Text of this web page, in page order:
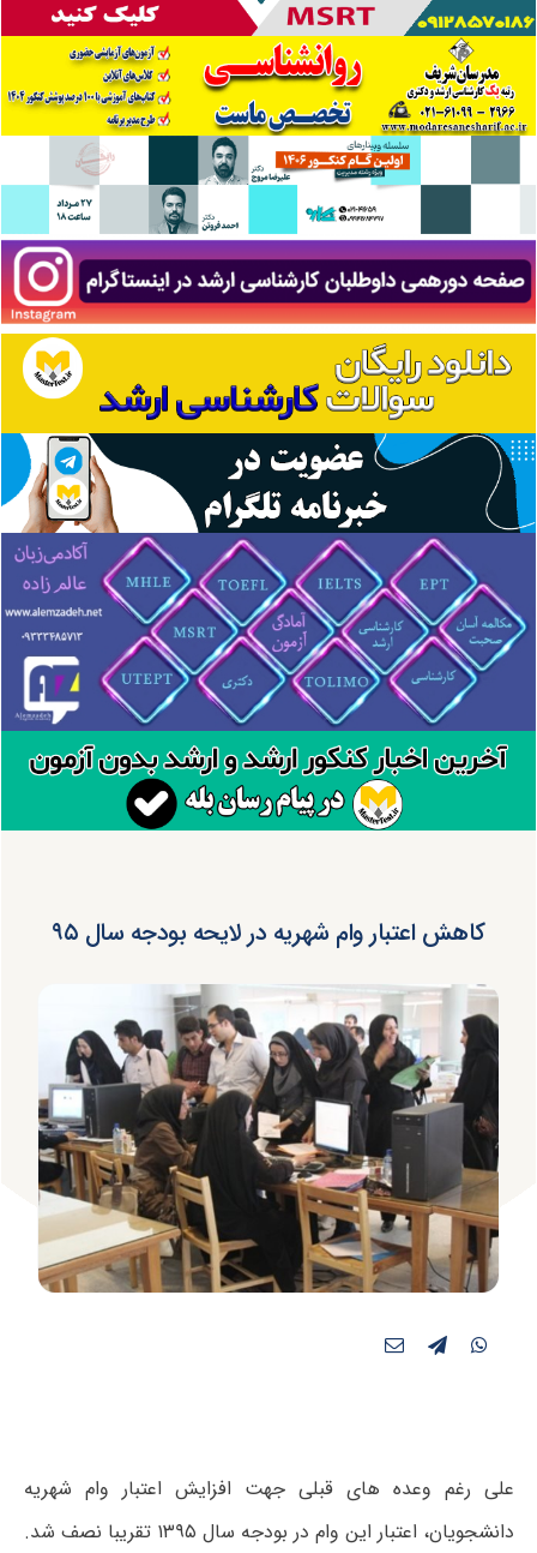
کاهش اعتبار وام شهریه در لایحه بودجه سال ۹۵
علی رغم وعده های قبلی جهت افزایش اعتبار وام شهریه
دانشجویان، اعتبار این وام در بودجه سال ۱۳۹۵ تقریبا نصف شد.